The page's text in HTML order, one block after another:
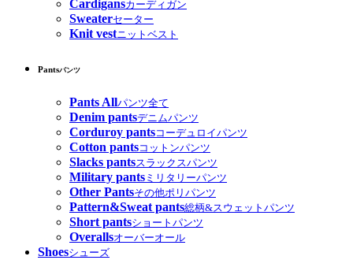
Cardigansカーディガン
Sweaterセーター
Knit vestニットベスト
Pantsパンツ
Pants Allパンツ全て
Denim pantsデニムパンツ
Corduroy pantsコーデュロイパンツ
Cotton pantsコットンパンツ
Slacks pantsスラックスパンツ
Military pants ミリタリーパンツ
Other Pantsその他ポリパンツ
Pattern&Sweat pants総柄&スウェットパンツ
Short pantsショートパンツ
Overallsオーバーオール
Shoesシューズ